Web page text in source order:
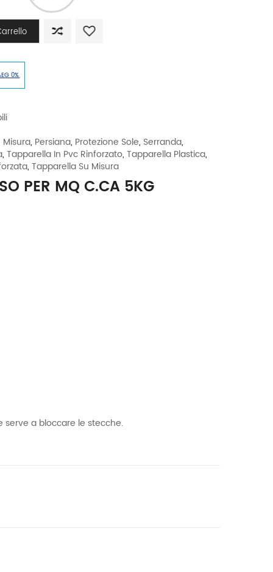
0%.
Misura, Persiana, Protezione Sole, Serranda,
, Tapparella In Pvc Rinforzato, Tapparella Plastica,
, Tapparella Su Misura
PER MQ C.CA 5KG
serve a bloccare le stecche.